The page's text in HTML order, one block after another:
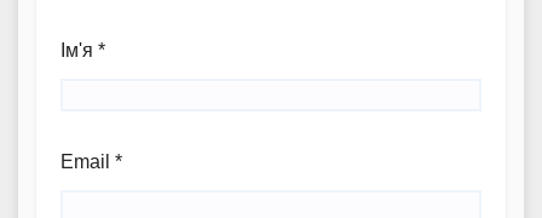
Ім'я *
Email *